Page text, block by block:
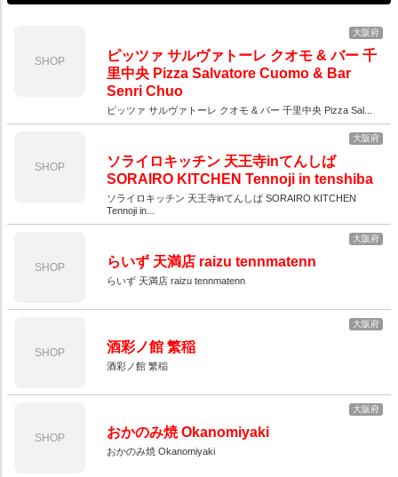
SHOP
大阪府
ピッツァ サルヴァトーレ クオモ & バー 千
里中央 Pizza Salvatore Cuomo & Bar
Senri Chuo
ピッツァ サルヴァトーレ クオモ & バー 千里中央 Pizza Sal...
SHOP
大阪府
ソライロキッチン 天王寺inてんしば
SORAIRO KITCHEN Tennoji in tenshiba
ソライロキッチン 天王寺inてんしば SORAIRO KITCHEN
Tennoji in...
SHOP
大阪府
らいず 天満店 raizu tennmatenn
らいず 天満店 raizu tennmatenn
SHOP
大阪府
酒彩ノ館 繁稲
酒彩ノ館 繁稲
SHOP
大阪府
おかのみ焼 Okanomiyaki
おかのみ焼 Okanomiyaki